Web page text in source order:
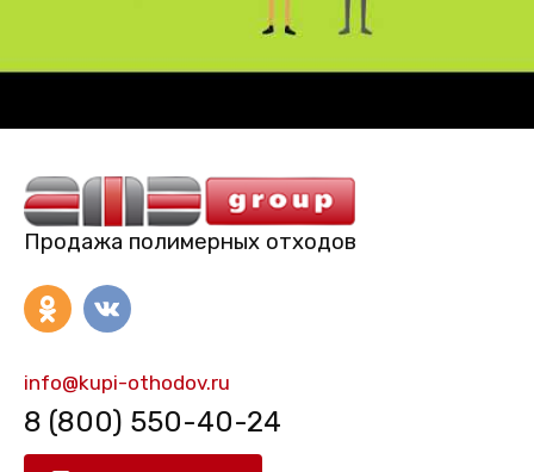
Продажа полимерных отходов
info@kupi-othodov.ru
8 (800) 550-40-24